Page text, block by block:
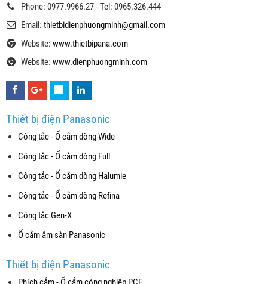
Phone: 0977.9966.27 - Tel: 0965.326.444
Email: thietbidienphuongminh@gmail.com
Website: www.thietbipana.com
Website: www.dienphuongminh.com
Thiết bị điện Panasonic
Công tắc - Ổ cắm dòng Wide
Công tắc - Ổ cắm dòng Full
Công tắc - Ổ cắm dòng Halumie
Công tắc - Ổ cắm dòng Refina
Công tắc Gen-X
Ổ cắm âm sàn Panasonic
Thiết bị điện Panasonic